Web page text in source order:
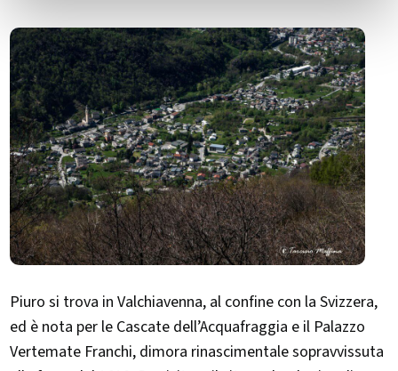
Piuro si trova in Valchiavenna, al confine con la Svizzera,
ed è nota per le Cascate dell’Acquafraggia e il Palazzo
Vertemate Franchi, dimora rinascimentale sopravvissuta